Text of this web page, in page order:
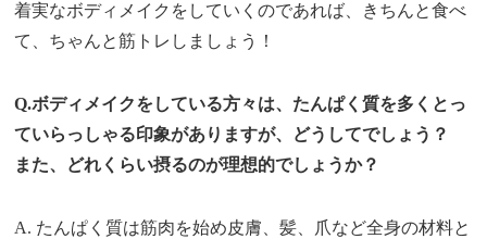
着実なボディメイクをしていくのであれば、きちんと食べ
て、ちゃんと筋トレしましょう！
Q.ボディメイクをしている方々は、たんぱく質を多くとっ
ていらっしゃる印象がありますが、どうしてでしょう？
また、どれくらい摂るのが理想的でしょうか？
A. たんぱく質は筋肉を始め皮膚、髪、爪など全身の材料と